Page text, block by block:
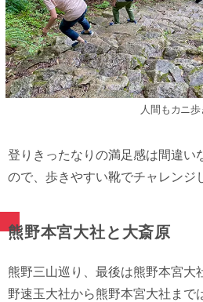
人間もカニ歩
登りきったなりの満足感は間違い
ので、歩きやすい靴でチャレンジ
熊野本宮大社と大斎原
熊野三山巡り、最後は熊野本宮大
野速玉大社から熊野本宮大社まで